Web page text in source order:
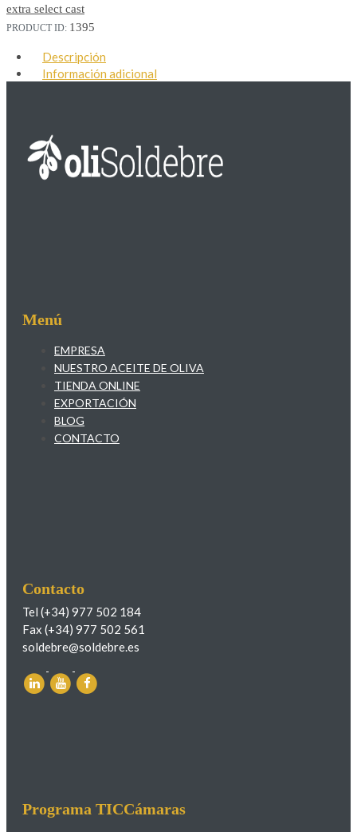
extra select cast
PRODUCT ID: 1395
Descripción
Información adicional
Menú
EMPRESA
NUESTRO ACEITE DE OLIVA
TIENDA ONLINE
EXPORTACIÓN
BLOG
CONTACTO
Contacto
Tel (+34) 977 502 184
Fax (+34) 977 502 561
soldebre@soldebre.es
Programa TICCámaras